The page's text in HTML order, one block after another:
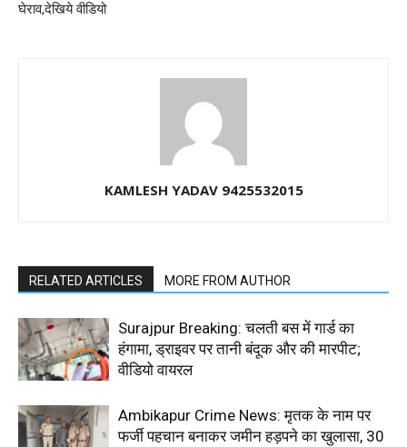
घेराव,देखिये वीडियो
KAMLESH YADAV 9425532015
RELATED ARTICLES MORE FROM AUTHOR
Surajpur Breaking: चलती बस में गार्ड का
हंगामा, ड्राइवर पर तानी बंदूक और की मारपीट;
वीडियो वायरल
Ambikapur Crime News: मृतक के नाम पर
फर्जी पहचान बनाकर जमीन हड़पने का खुलासा, 30